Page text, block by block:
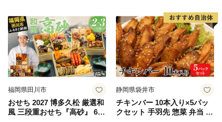
福岡県田川市
おせち 2027 博多久松 厳選和
風 三段重おせち『高砂』 6.5
静岡県袋井市
チキンバー 10本入り×5パッ
クセット 手羽先 惣菜 弁当 お